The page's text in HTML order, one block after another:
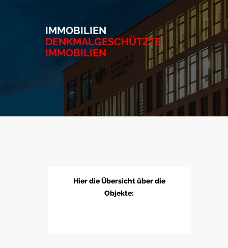
IMMOBILIEN
DENKMALGESCHÜTZTE
IMMOBILIEN
Hier die Übersicht über die
Objekte: